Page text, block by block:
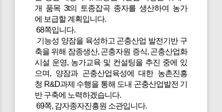
개 품목 3t의 토종잡곡 종자를 생산하여 농가
에 보급할 계획입니다.
68쪽입니다.
기능성 양잠을 육성하고 곤충산업 발전기반 구
축을 위해 잠종생산, 곤충자원 증식, 곤충산업화
시설 운영, 농가교육 및 컨설팅을 추진 중에 있
으며, 양잠과 곤충산업육성에 대한 농촌진흥
청 R&D과제 수행을 통해 도내 곤충산업발전 기
반 구축에 노력하겠습니다.
69쪽, 감자종자진흥원 소관입니다.